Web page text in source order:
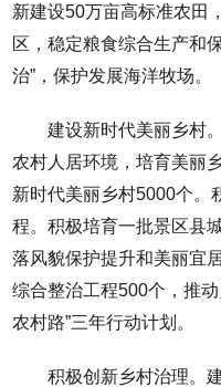
新建设50万亩高标准农田
区，稳定粮食综合生产和
治”，保护发展海洋牧场。
建设新时代美丽乡村
农村人居环境，培育美丽
新时代美丽乡村5000个。
程。积极培育一批景区县
落风貌保护提升和美丽宜
综合整治工程500个，推
农村路”三年行动计划。
积极创新乡村治理。